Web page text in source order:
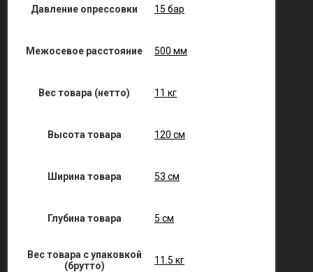
Давление опрессовки 15 бар
Межосевое расстояние 500 мм
Вес товара (нетто) 11 кг
Высота товара 120 см
Ширина товара 53 см
Глубина товара 5 см
Вес товара с упаковкой
(брутто)
11.5 кг